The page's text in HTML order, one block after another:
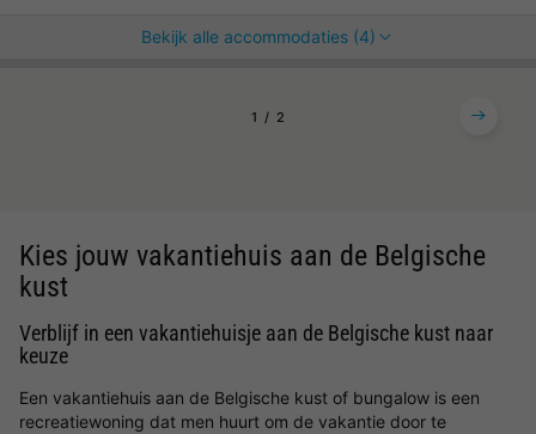
Bekijk alle accommodaties (4)
1 2
Kies jouw vakantiehuis aan de Belgische
kust
Verblijf in een vakantiehuisje aan de Belgische kust naar
keuze
Een vakantiehuis aan de Belgische kust of bungalow is een
recreatiewoning dat men huurt om de vakantie door te